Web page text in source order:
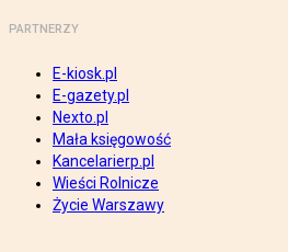
PARTNERZY
E-kiosk.pl
E-gazety.pl
Nexto.pl
Mała księgowość
Kancelarierp.pl
Wieści Rolnicze
Życie Warszawy